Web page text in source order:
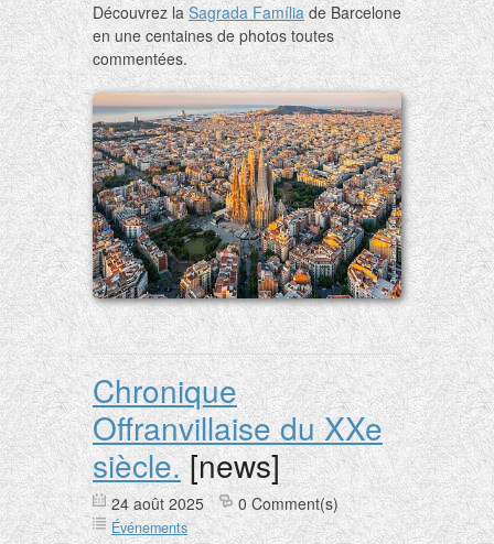
Découvrez la Sagrada Família de Barcelone
en une centaines de photos toutes
commentées.
Chronique
Offranvillaise du XXe
siècle. [news]
24 août 2025 0 Comment(s)
Événements